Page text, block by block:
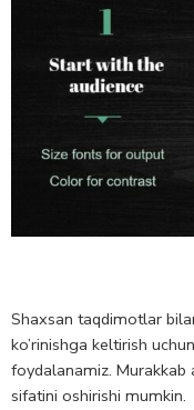
Shaxsan taqdimotlar
ko’rinishga keltirish
foydalanamiz.
sifatini oshirishi mumkin.